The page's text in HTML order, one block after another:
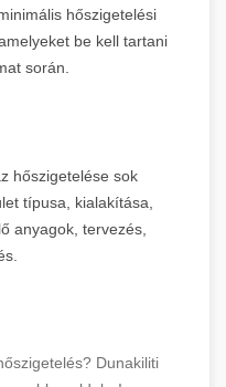
hőszigetelési
be kell tartani
során.
hőszigetelése sok
típusa, kialakítása,
anyagok, tervezés,
Dunakiliti